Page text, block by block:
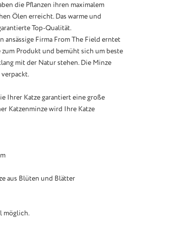
die Pflanzen ihren maximalem
Ölen erreicht. Das warme und
Top-Qualität.
ansässige Firma From The Field erntet
Produkt und bemüht sich um beste
mit der Natur stehen. Die Minze
Ihrer Katze garantiert eine große
Katzenminze wird Ihre Katze
aus Blüten und Blätter
möglich.